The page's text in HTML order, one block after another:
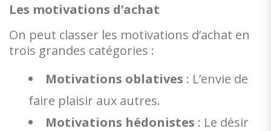
Les motivations d’achat
On peut classer les motivations d’achat en
trois grandes catégories :
Motivations oblatives : L’envie de
faire plaisir aux autres.
Motivations hédonistes : Le désir